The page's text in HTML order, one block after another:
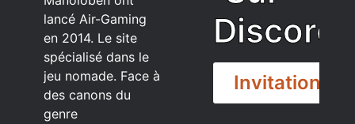
lancé Air-Gaming
en 2014. Le site
spécialisé dans le
jeu nomade. Face à
des canons du
genre
Discord
Invitation